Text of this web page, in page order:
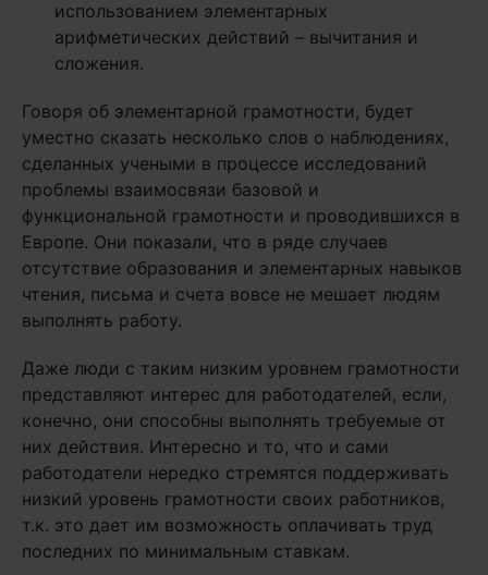
использованием элементарных
арифметических действий – вычитания и
сложения.
Говоря об элементарной грамотности, будет
уместно сказать несколько слов о наблюдениях,
сделанных учеными в процессе исследований
проблемы взаимосвязи базовой и
функциональной грамотности и проводившихся в
Европе. Они показали, что в ряде случаев
отсутствие образования и элементарных навыков
чтения, письма и счета вовсе не мешает людям
выполнять работу.
Даже люди с таким низким уровнем грамотности
представляют интерес для работодателей, если,
конечно, они способны выполнять требуемые от
них действия. Интересно и то, что и сами
работодатели нередко стремятся поддерживать
низкий уровень грамотности своих работников,
т.к. это дает им возможность оплачивать труд
последних по минимальным ставкам.